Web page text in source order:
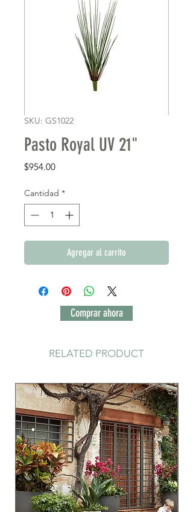
SKU: GS1022
Pasto Royal UV 21"
$954.00Precio
Cantidad *
Agregar al carrito
Comprar ahora
RELATED PRODUCT